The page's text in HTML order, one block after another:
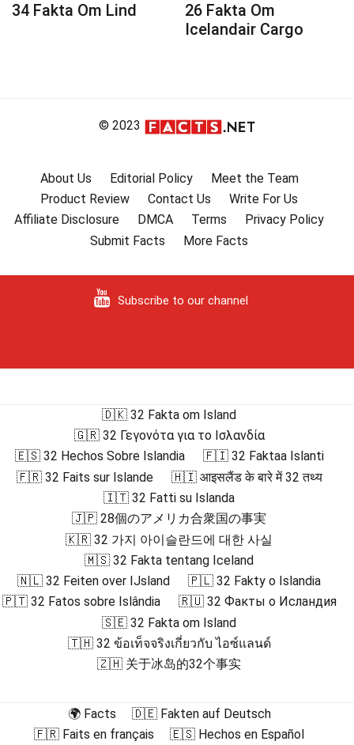
34 Fakta Om Lind
26 Fakta Om
Icelandair Cargo
© 2023
About Us Editorial Policy
Meet the Team
Product Review
Contact Us
Write For Us
Affiliate Disclosure
DMCA Terms
Privacy Policy
Submit Facts
More Facts
Subscribe to our channel
🇩🇰 32 Fakta om Island
🇬🇷 32 Γεγονότα για το Ισλανδία
🇪🇸 32 Hechos Sobre Islandia
🇫🇮 32 Faktaa Islanti
🇫🇷 32 Faits sur Islande
🇭🇮 आइसलैंड के बारे में 32 तथ्य
🇮🇹 32 Fatti su Islanda
🇯🇵 28個のアメリカ合衆国の事実
🇰🇷 32 가지 아이슬란드에 대한 사실
🇲🇸 32 Fakta tentang Iceland
🇳🇱 32 Feiten over IJsland
🇵🇱 32 Fakty o Islandia
🇵🇹 32 Fatos sobre Islândia
🇷🇺 32 Факты о Исландия
🇸🇪 32 Fakta om Island
🇹🇭 32 ข้อเท็จจริงเกี่ยวกับ ไอซ์แลนด์
🇿🇭 关于冰岛的32个事实
🌍 Facts
🇩🇪 Fakten auf Deutsch
🇫🇷 Faits en français
🇪🇸 Hechos en Español